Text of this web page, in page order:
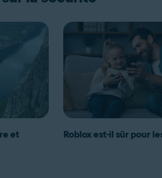
et
Roblox est-il sûr pour